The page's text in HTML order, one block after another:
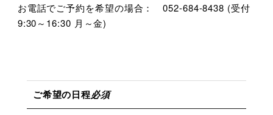
お電話でご予約を希望の場合： 052-684-8438 (受付
9:30～16:30 月～金)
ご希望の日程必須